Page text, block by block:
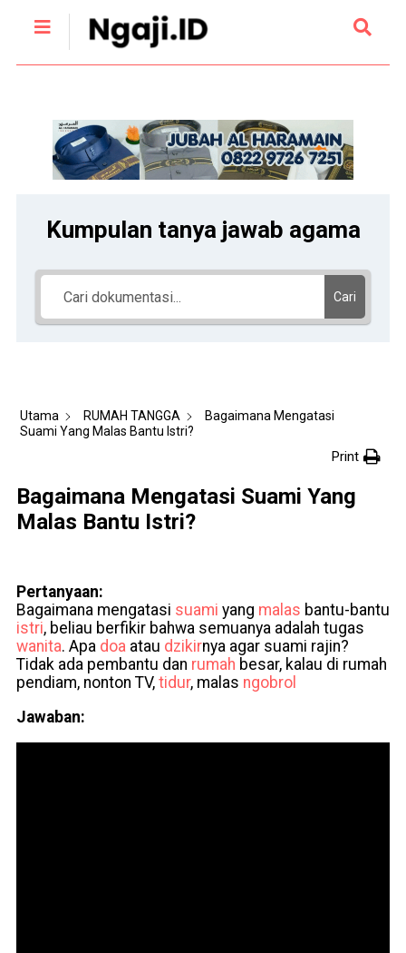
Kumpulan tanya jawab agama
Cari
Utama RUMAH TANGGA
Bagaimana Mengatasi
Suami Yang Malas Bantu Istri?
Print
Bagaimana Mengatasi Suami Yang
Malas Bantu Istri?
Pertanyaan:
Bagaimana mengatasi suami yang malas bantu-bantu
istri, beliau berfikir bahwa semuanya adalah tugas
wanita. Apa doaatau dzikirnya agar suami rajin?
Tidak ada pembantu dan rumah besar, kalau di rumah
pendiam, nonton TV, tidur, malas ngobrol
Jawaban: